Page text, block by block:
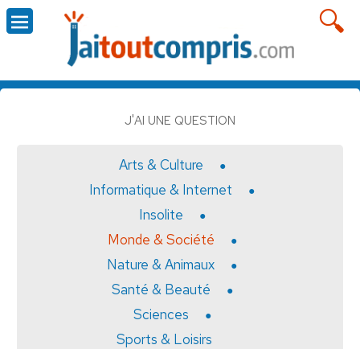
J'AI UNE QUESTION
Arts & Culture
Informatique & Internet
Insolite
Monde & Société
Nature & Animaux
Santé & Beauté
Sciences
Sports & Loisirs